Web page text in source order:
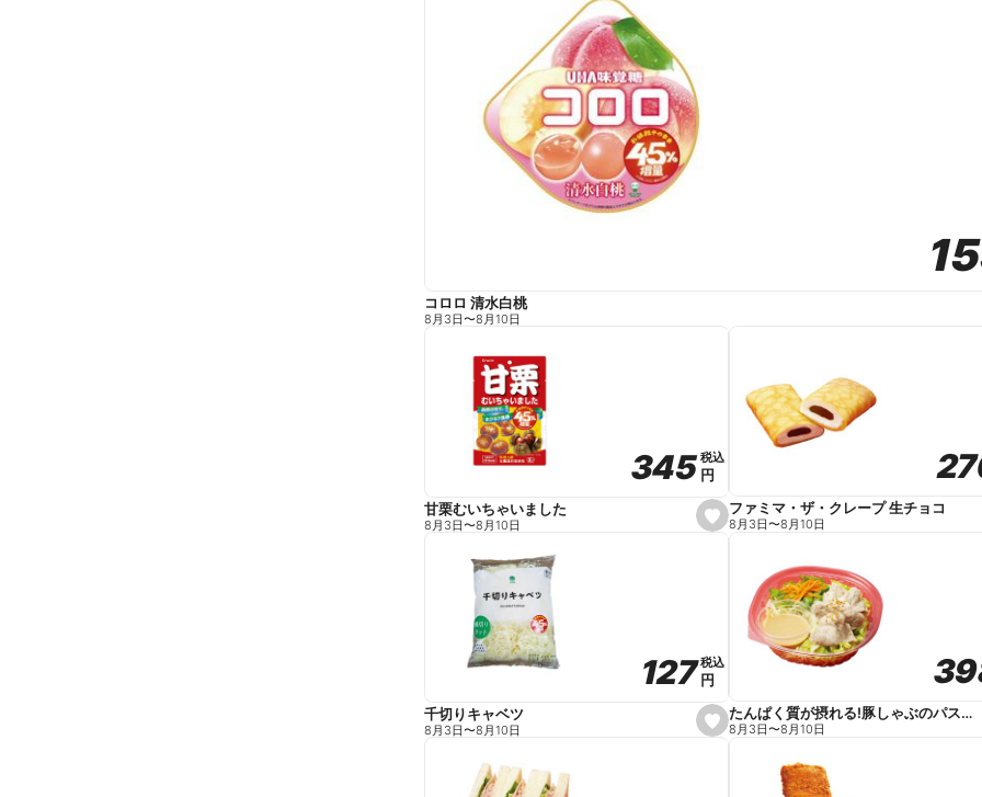
コロロ 清水白桃
8月3日〜8月10日
s
e
e
345
345税込
税込
円
円
甘栗むいちゃいました
8月3日〜8月10日
ファミマ・ザ・クレープ 生チョコ
8月3日〜8月10日
s
e
127
127税込
税込
円
円
千切りキャベツ
8月3日〜8月10日
たんぱく質が摂れる!豚しゃぶのパスタサラダ
8月3日〜8月10日